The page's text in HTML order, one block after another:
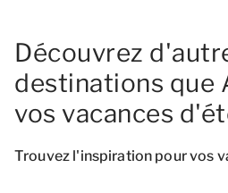
Découvrez
destinations que
vos vacances
Trouvez l'inspiration pour vos